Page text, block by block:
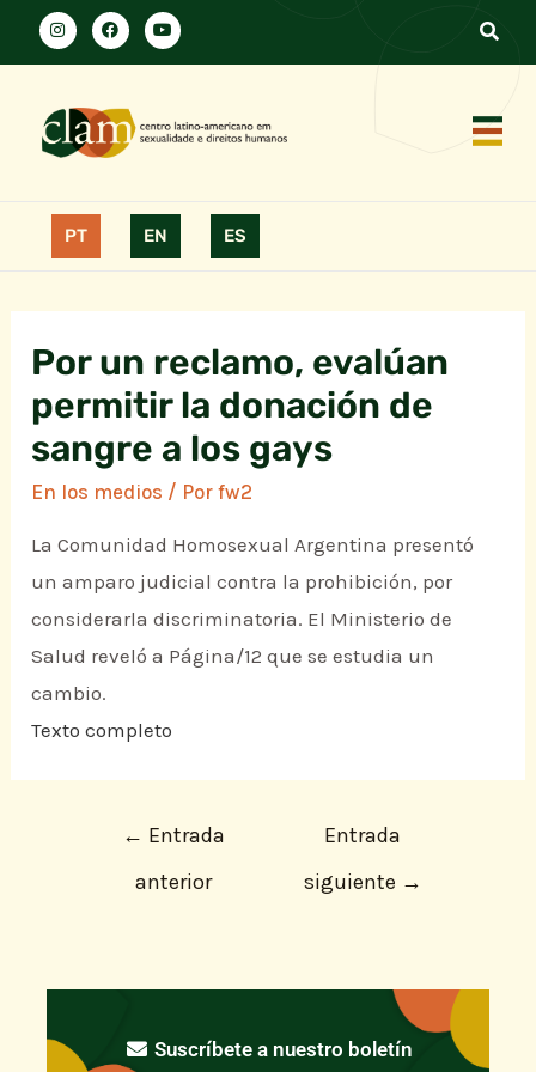
PT EN ES
Por un reclamo, evalúan
permitir la donación de
sangre a los gays
En los medios / Porfw2
La Comunidad Homosexual Argentina presentó
un amparo judicial contra la prohibición, por
considerarla discriminatoria. El Ministerio de
Salud reveló a Página/12 que se estudia un
cambio.
Texto completo
← Entrada
anterior
Entrada
siguiente →
Suscríbete a nuestro boletín